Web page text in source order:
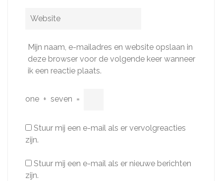
Website
Mijn naam, e-mailadres en website opslaan in
deze browser voor de volgende keer wanneer
ik een reactie plaats.
one + seven =
Stuur mij een e-mail als er vervolgreacties
zijn.
Stuur mij een e-mail als er nieuwe berichten
zijn.